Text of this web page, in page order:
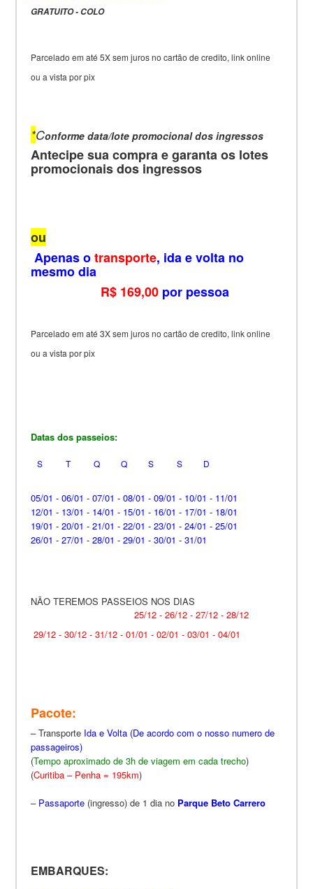
GRATUITO - COLO
Parcelado em até 5X sem juros no cartão de credito, link online
ou a vista por pix
*Conforme data/lote promocional dos ingressos
Antecipe sua compra e garanta os lotes
promocionais dos ingressos
ou
Apenas otransporte, ida e volta no
mesmo dia
R$ 169,00por pessoa
Parcelado em até 3X sem juros no cartão de credito, link online
ou a vista por pix
Datas dos passeios:
S T Q Q S S D
05/01 - 06/01 - 07/01 - 08/01 - 09/01 - 10/01 - 11/01
12/01 - 13/01 - 14/01 - 15/01 - 16/01 - 17/01 - 18/01
19/01 - 20/01 - 21/01 - 22/01 - 23/01 - 24/01 - 25/01
26/01 - 27/01 - 28/01 - 29/01 - 30/01 - 31/01
NÃO TEREMOS PASSEIOS NOS DIAS
25/12 - 26/12 - 27/12 - 28/12
29/12 - 30/12 - 31/12 - 01/01 - 02/01 - 03/01 - 04/01
Pacote:
– Transporte Ida e Volta (De acordo com o nosso numero de
passageiros)
(Tempo aproximado de 3h de viagem em cada trecho)
(Curitiba – Penha = 195km)
– Passaporte(ingresso)de 1 dia no Parque Beto Carrero
EMBARQUES: